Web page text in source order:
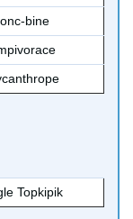
bine
Topkipik